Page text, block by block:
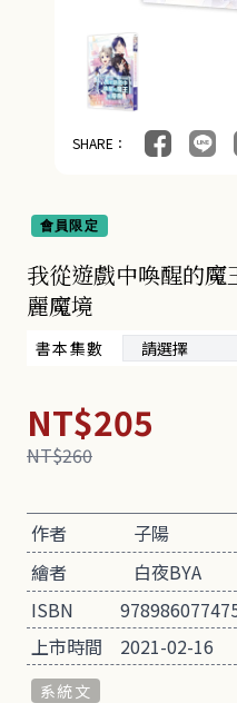
SHARE：
會員限定
我從遊戲中喚醒的魔
麗魔境
書本集數
NT$205
NT$260
作者
子陽
繪者
白夜BYA
ISBN
上市時間
2021-02-16
系統文